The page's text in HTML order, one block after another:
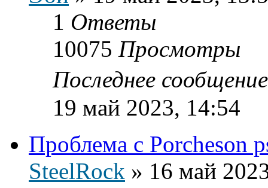
1 Ответы
10075 Просмотры
Последнее
19 май 2023, 14:54
Проблема с Porcheson
SteelRock » 16 май